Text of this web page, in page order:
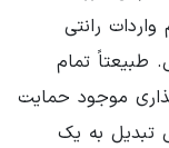
رانتی
طبیعتاً تمام
موجود حمایت
تبدیل به یک